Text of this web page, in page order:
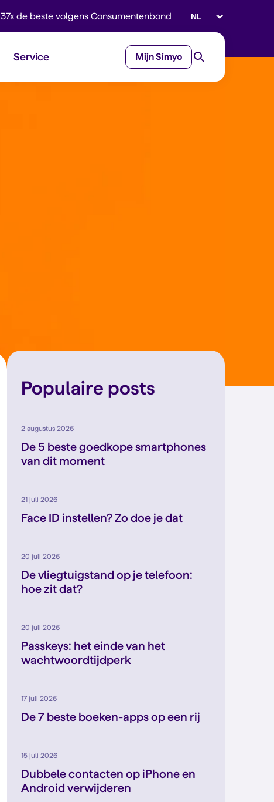
37x de beste volgens Consumentenbond Selecteer taal
Service Mijn Simyo
Populaire posts
2 augustus 2026
De 5 beste goedkope smartphones
van dit moment
21 juli 2026
Face ID instellen? Zo doe je dat
20 juli 2026
De vliegtuigstand op je telefoon:
hoe zit dat?
20 juli 2026
Passkeys: het einde van het
wachtwoordtijdperk
17 juli 2026
De 7 beste boeken-apps op een rij
15 juli 2026
Dubbele contacten op iPhone en
Android verwijderen